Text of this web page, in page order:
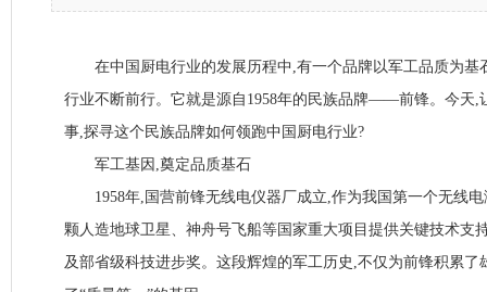
在中国厨电行业的发展历程中,有一个品牌以军工品质为基
行业不断前行。它就是源自1958年的民族品牌——前锋。今天,
事,探寻这个民族品牌如何领跑中国厨电行业?
军工基因,奠定品质基石
1958年,国营前锋无线电仪器厂成立,作为我国第一个无线电
颗人造地球卫星、神舟号飞船等国家重大项目提供关键技术支
及部省级科技进步奖。这段辉煌的军工历史,不仅为前锋积累了